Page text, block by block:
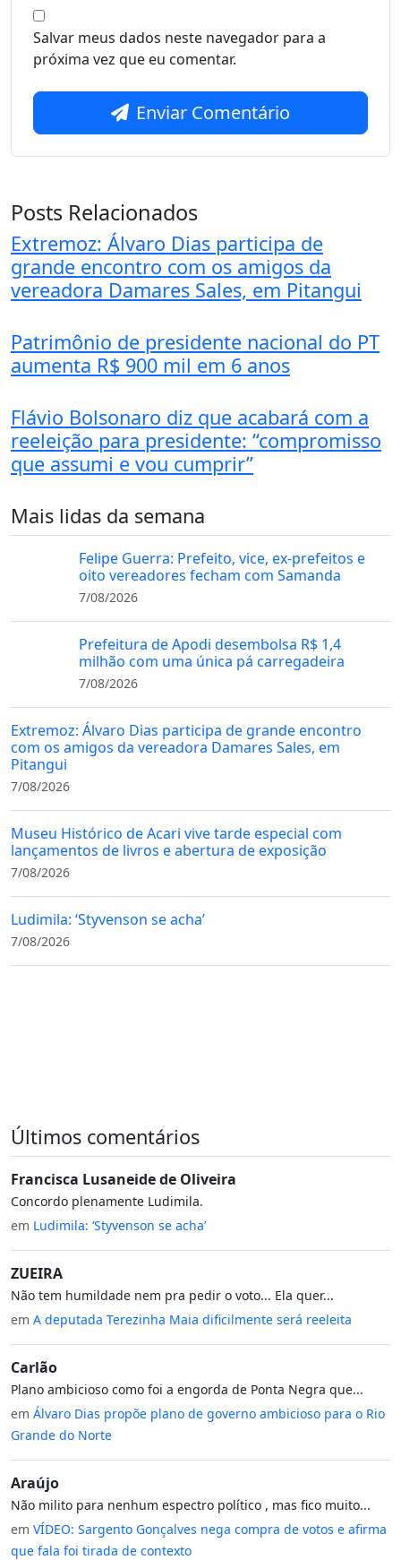
Salvar meus dados neste navegador para a
próxima vez que eu comentar.
Enviar Comentário
Posts Relacionados
Extremoz: Álvaro Dias participa de
grande encontro com os amigos da
vereadora Damares Sales, em Pitangui
Patrimônio de presidente nacional do PT
aumenta R$ 900 mil em 6 anos
Flávio Bolsonaro diz que acabará com a
reeleição para presidente: “compromisso
que assumi e vou cumprir”
Mais lidas da semana
Felipe Guerra: Prefeito, vice, ex-prefeitos e
oito vereadores fecham com Samanda
7/08/2026
Prefeitura de Apodi desembolsa R$ 1,4
milhão com uma única pá carregadeira
7/08/2026
Extremoz: Álvaro Dias participa de grande encontro
com os amigos da vereadora Damares Sales, em
Pitangui
7/08/2026
Museu Histórico de Acari vive tarde especial com
lançamentos de livros e abertura de exposição
7/08/2026
Ludimila: ‘Styvenson se acha’
7/08/2026
Últimos comentários
Francisca Lusaneide de Oliveira
Concordo plenamente Ludimila.
em Ludimila: ‘Styvenson se acha’
ZUEIRA
Não tem humildade nem pra pedir o voto... Ela quer...
em A deputada Terezinha Maia dificilmente será reeleita
Carlão
Plano ambicioso como foi a engorda de Ponta Negra que...
em Álvaro Dias propõe plano de governo ambicioso para o Rio
Grande do Norte
Araújo
Não milito para nenhum espectro político , mas fico muito...
em VÍDEO: Sargento Gonçalves nega compra de votos e afirma
que fala foi tirada de contexto